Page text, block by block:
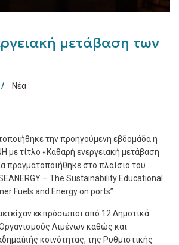
μετάβαση των
Νέα
την προηγούμενη εβδομάδα η
τίτλο «Καθαρή ενεργειακή μετάβαση
πραγματοποιήθηκε στο πλαίσιο του
– The Sustainability Educational
Fuels and Energy on ports”.
εκπρόσωποι από 12 Δημοτικά
Οργανισμούς Λιμένων καθώς και
κοινότητας, της Ρυθμιστικής